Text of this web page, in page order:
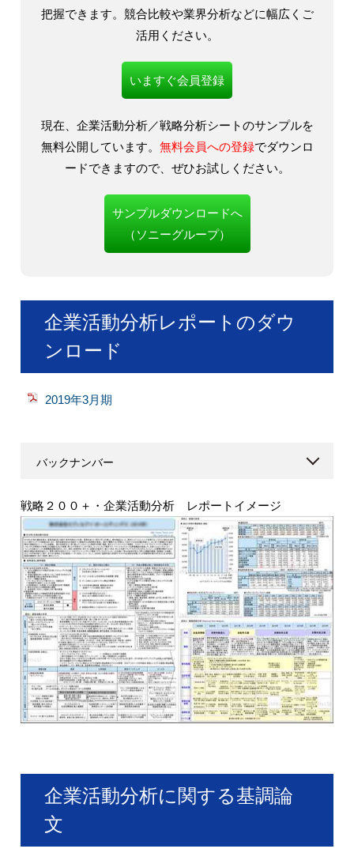
把握できます。競合比較や業界分析などに幅広くご
活用ください。
いますぐ会員登録
現在、企業活動分析／戦略分析シートのサンプルを
無料公開しています。 無料会員への登録でダウンロ
ードできますので、ぜひお試しください。
サンプルダウンロードへ
（ソニーグループ）
企業活動分析レポートのダウ
ンロード
2019年3月期
バックナンバー
戦略２００＋・企業活動分析 レポートイメージ
企業活動分析に関する基調論
文